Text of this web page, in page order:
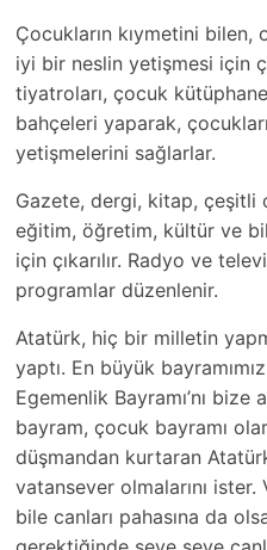
Çocukların kıymetini
iyi bir neslin yetişmesi için
tiyatroları, çocuk
bahçeleri yaparak,
yetişmelerini sağlarlar.
Gazete, dergi, kitap, çeşitli
eğitim, öğretim, kültür ve
için çıkarılır. Radyo ve
programlar düzenlenir.
Atatürk, hiç bir milletin
yaptı. En büyük
Egemenlik Bayramı’nı
bayram, çocuk bayramı
düşmandan kurtaran
vatansever olmalarını ister.
bile canları pahasına da